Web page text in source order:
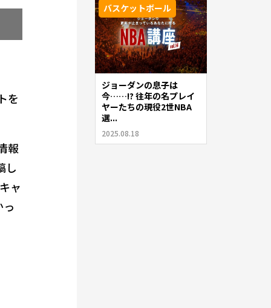
を
報
し
ャ
バスケットボール
ジョーダンの息子は
今……!? 往年の名プレイ
ヤーたちの現役2世NBA
選...
2025.08.18